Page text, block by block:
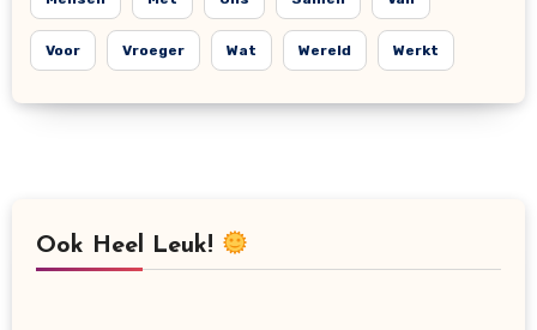
Voor Vroeger Wat Wereld Werkt
Ook Heel Leuk!